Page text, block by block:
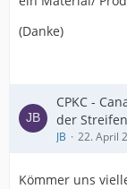
(Danke)
CPKC -
der
JB 22. April
Kömmer uns